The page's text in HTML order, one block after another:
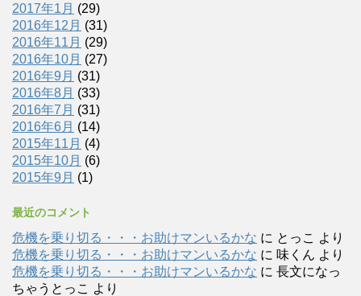
2017年1月 (29)
2016年12月 (31)
2016年11月 (29)
2016年10月 (27)
2016年9月 (31)
2016年8月 (33)
2016年7月 (31)
2016年6月 (14)
2015年11月 (4)
2015年10月 (6)
2015年9月 (1)
最近のコメント
危機を乗り切る・・・お助けマンいるかな に とっこ より
危機を乗り切る・・・お助けマンいるかな に 味くん より
危機を乗り切る・・・お助けマンいるかな に 長文になっ
ちゃうとっこ より